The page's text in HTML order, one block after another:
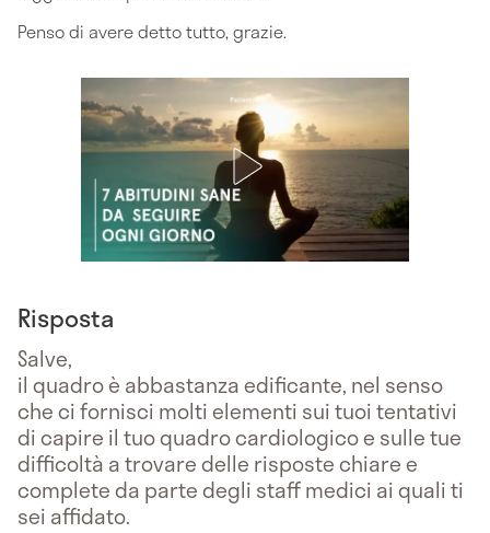
Penso di avere detto tutto, grazie.
Risposta
Salve,
il quadro è abbastanza edificante, nel senso
che ci fornisci molti elementi sui tuoi tentativi
di capire il tuo quadro cardiologico e sulle tue
difficoltà a trovare delle risposte chiare e
complete da parte degli staff medici ai quali ti
sei affidato.